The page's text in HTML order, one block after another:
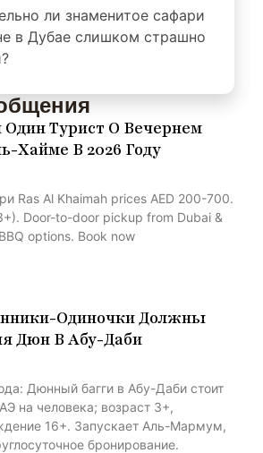
ли знаменитое сафари
в Дубае слишком страшно
Турист О Вечернем
Хайме В 2026 Году
Ras Al Khaimah prices AED 200-700.
Door-to-door pickup from Dubai &
options. Book now
Одиночки Должны
Дюн В Абу-Даби
Дюнный багги в Абу-Даби стоит
на человека; возраст 3+,
16+. Запускает Аль-Мармум,
бронирование.